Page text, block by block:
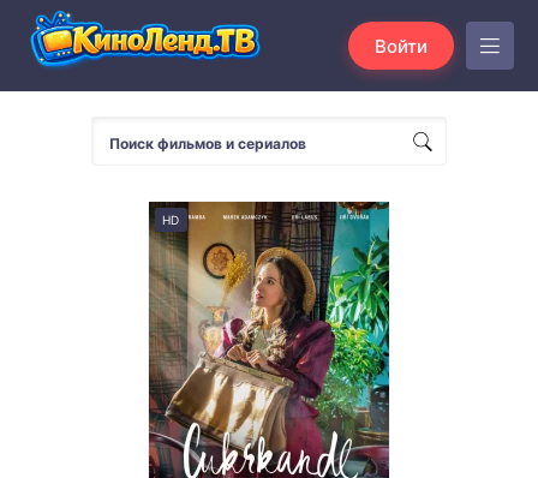
Войти
HD